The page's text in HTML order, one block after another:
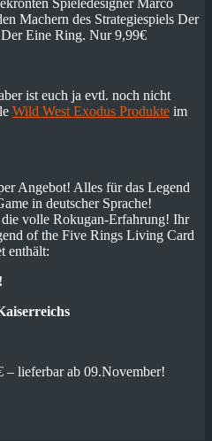
Spieledesigner Marco
Machern des Strategiespiels Der
Eine Ring. Nur 9,99€
ist euch ja evtl. noch nicht
Wild West Exodus Produkte im
Angebot! Alles für das Legend
in deutscher Sprache!
die volle Rokugan-Erfahrung! Ihr
of the Five Rings Living Card
enthält:
– lieferbar ab 09.November!